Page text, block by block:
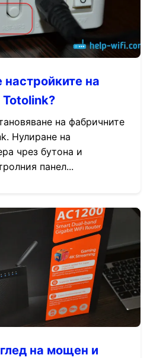
настройките на
на фабричните
Нулиране на
чрез бутона и
панел...
на мощен и